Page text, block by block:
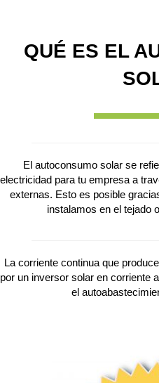
QUÉ ES EL
El autoconsumo solar se
electricidad para tu empresa a
externas. Esto es posible
instalamos en el tejado
La corriente continua que
por un inversor solar en corriente
el